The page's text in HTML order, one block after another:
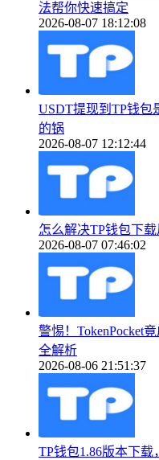
法帮你快速搞定
2026-08-07 18:12:08
USDT提现到TP钱包
的锅
2026-08-07 12:12:44
怎么解决TP钱包下
2026-08-07 07:46:02
警惕！TokenPocket
全解析
2026-08-06 21:51:37
TP钱包1.86版本下